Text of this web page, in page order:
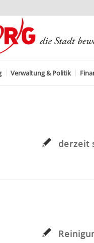
Verwaltung & Politik
derzeit